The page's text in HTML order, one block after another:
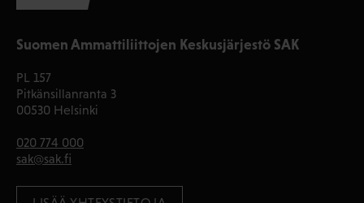
Suomen Ammattiliittojen Keskusjärjestö SAK
PL 157
Pitkänsillanranta 3
00530 Helsinki
020 774 000
sak@sak.fi